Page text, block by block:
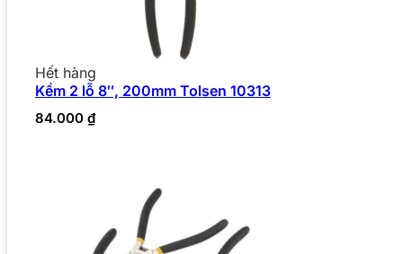
Hết hàng
Kềm 2 lỗ 8″, 200mm Tolsen 10313
84.000 ₫